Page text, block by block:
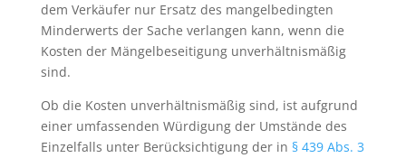
dem Verkäufer nur Ersatz des mangelbedingten
Minderwerts der Sache verlangen kann, wenn die
Kosten der Mängelbeseitigung unverhältnismäßig
sind.
Ob die Kosten unverhältnismäßig sind, ist aufgrund
einer umfassenden Würdigung der Umstände des
Einzelfalls unter Berücksichtigung der in § 439 Abs. 3